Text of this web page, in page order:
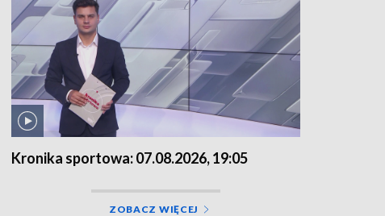
Kronika sportowa: 07.08.2026, 19:05
ZOBACZ WIĘCEJ